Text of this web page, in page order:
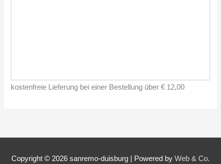
kostenfreie Lieferung bei einer Bestellung über€ 12,00
Copyright © 2026 sanremo-duisburg Powered by Web & Co.